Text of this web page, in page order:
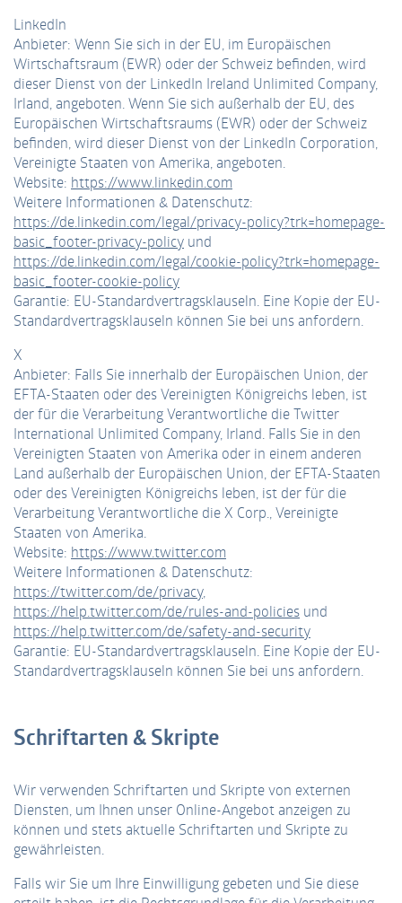
LinkedIn
Anbieter: Wenn Sie sich in der EU, im Europäischen
Wirtschaftsraum (EWR) oder der Schweiz befinden, wird
dieser Dienst von der LinkedIn Ireland Unlimited Company,
Irland, angeboten. Wenn Sie sich außerhalb der EU, des
Europäischen Wirtschaftsraums (EWR) oder der Schweiz
befinden, wird dieser Dienst von der LinkedIn Corporation,
Vereinigte Staaten von Amerika, angeboten.
Website: https://www.linkedin.com
Weitere Informationen & Datenschutz:
https://de.linkedin.com/legal/privacy-policy?trk=homepage-
basic_footer-privacy-policy und
https://de.linkedin.com/legal/cookie-policy?trk=homepage-
basic_footer-cookie-policy
Garantie: EU-Standardvertragsklauseln. Eine Kopie der EU-
Standardvertragsklauseln können Sie bei uns anfordern.
X
Anbieter: Falls Sie innerhalb der Europäischen Union, der
EFTA-Staaten oder des Vereinigten Königreichs leben, ist
der für die Verarbeitung Verantwortliche die Twitter
International Unlimited Company, Irland. Falls Sie in den
Vereinigten Staaten von Amerika oder in einem anderen
Land außerhalb der Europäischen Union, der EFTA-Staaten
oder des Vereinigten Königreichs leben, ist der für die
Verarbeitung Verantwortliche die X Corp., Vereinigte
Staaten von Amerika.
Website: https://www.twitter.com
Weitere Informationen & Datenschutz:
https://twitter.com/de/privacy,
https://help.twitter.com/de/rules-and-policies und
https://help.twitter.com/de/safety-and-security
Garantie: EU-Standardvertragsklauseln. Eine Kopie der EU-
Standardvertragsklauseln können Sie bei uns anfordern.
Schriftarten & Skripte
Wir verwenden Schriftarten und Skripte von externen
Diensten, um Ihnen unser Online-Angebot anzeigen zu
können und stets aktuelle Schriftarten und Skripte zu
gewährleisten.
Falls wir Sie um Ihre Einwilligung gebeten und Sie diese